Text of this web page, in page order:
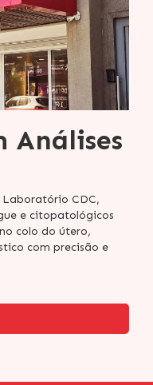
Análises
CDC,
e citopatológicos
colo do útero,
com precisão e